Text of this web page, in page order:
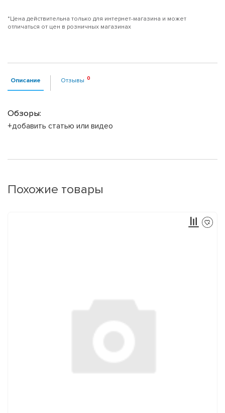
*Цена действительна только для интернет-магазина и может
отличаться от цен в розничных магазинах
Описание Отзывы
Обзоры:
+добавить статью или видео
Похожие товары